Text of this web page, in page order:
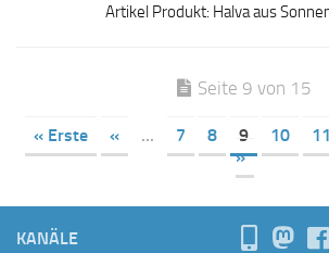
Artikel Produkt: Halva aus
Seite 9 von 15
« Erste « ... 7 8 9 10 11
»
KANÄLE